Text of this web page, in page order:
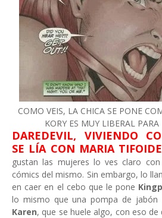
COMO VEIS, LA CHICA SE PONE
KORY ES MUY LIBERAL PARA
DAREDEVIL, VIVIENDO
SE LÍA CON MARIA
gustan las mujeres lo ves claro
cómics del mismo. Sin embargo, lo
en caer en el cebo que le pone
lo mismo que una pompa de jabón
Karen, que se huele algo, con eso de